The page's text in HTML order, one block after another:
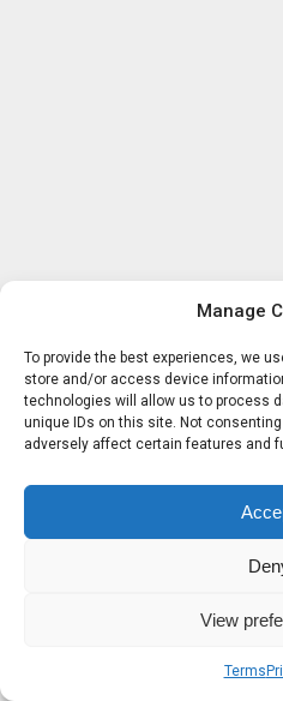
Manage
To provide the best experiences, we
store and/or access device
technologies will allow us to process
unique IDs on this site. Not
adversely affect certain features and
View
Terms
Sobre nosotros